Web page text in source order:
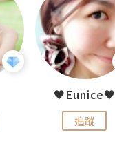
♥Eunice♥
追蹤